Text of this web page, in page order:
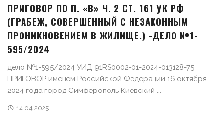
ПРИГОВОР ПО П. «В» Ч. 2 СТ. 161 УК РФ
(ГРАБЕЖ, СОВЕРШЕННЫЙ С НЕЗАКОННЫМ
ПРОНИКНОВЕНИЕМ В ЖИЛИЩЕ.) -ДЕЛО №1-
595/2024
дело №1-595/2024 УИД 91RS0002-01-2024-013128-75
ПРИГОВОР именем Российской Федерации 16 октября
2024 года город Симферополь Киевский ...
14.04.2025